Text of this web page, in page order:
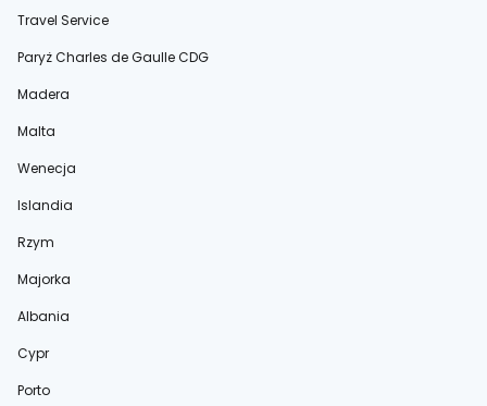
Travel Service
Paryż Charles de Gaulle CDG
Madera
Malta
Wenecja
Islandia
Rzym
Majorka
Albania
Cypr
Porto